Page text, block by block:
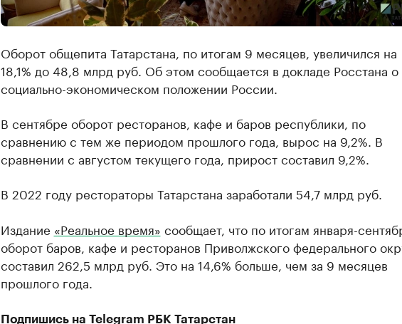
Оборот общепита Татарстана, по итогам 9 месяцев, увеличился на
18,1% до 48,8 млрд руб. Об этом сообщается в докладе Росстана о
социально-экономическом положении России.
В сентябре оборот ресторанов, кафе и баров республики, по
сравнению с тем же периодом прошлого года, вырос на 9,2%. В
сравнении с августом текущего года, прирост составил 9,2%.
В 2022 году рестораторы Татарстана заработали 54,7 млрд руб.
Издание «Реальное время» сообщает, что по итогам января-
оборот баров, кафе и ресторанов Приволжского федерального
составил 262,5 млрд руб. Это на 14,6% больше, чем за 9 месяцев
прошлого года.
Подпишись на Telegram РБК Татарстан